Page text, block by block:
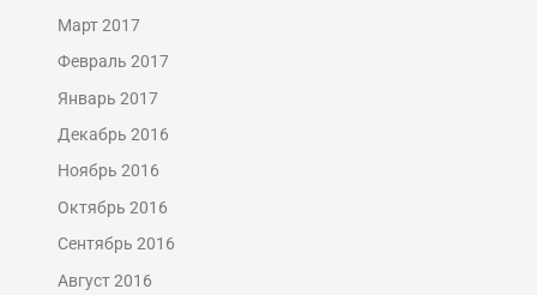
Март 2017
Февраль 2017
Январь 2017
Декабрь 2016
Ноябрь 2016
Октябрь 2016
Сентябрь 2016
Август 2016